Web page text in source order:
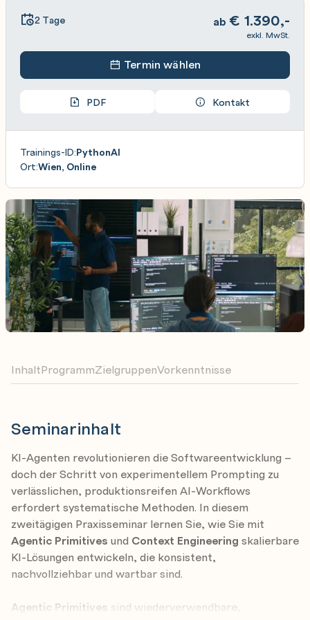
Seminarinhalt
KI-Agenten revolutionieren die Softwareentwicklung –
doch der Schritt von experimentellem Prompting zu
verlässlichen, produktionsreifen AI-Workflows
erfordert systematische Methoden. In diesem
zweitägigen Praxisseminar lernen Sie, wie Sie mit
Agentic Primitives und Context Engineering skalierbare
KI-Lösungen entwickeln, die konsistent,
nachvollziehbar und wartbar sind.
Agentic Primitives sind wiederverwendbare,
InhaltProgrammZielgruppenVorkenntnisse
2 Tage ab € 1.390,-
exkl. MwSt.
Termin wählen
PDF Kontakt
Trainings-ID:PythonAI
Ort:Wien, Online